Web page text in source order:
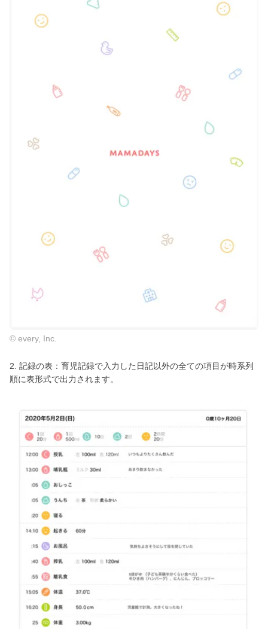
© every, Inc.
2. 記録の表：育児記録で入力した日記以外の全ての項目が時系列
順に表形式で出力されます。